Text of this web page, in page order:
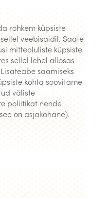
rohkem küpsiste
veebisaidil. Saate
mitteoluliste küpsiste
sellel lehel allosas
saamiseks
kohta soovitame
väliste
poliitikat nende
on asjakohane).